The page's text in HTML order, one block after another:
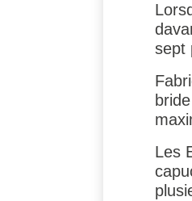
sept
Les